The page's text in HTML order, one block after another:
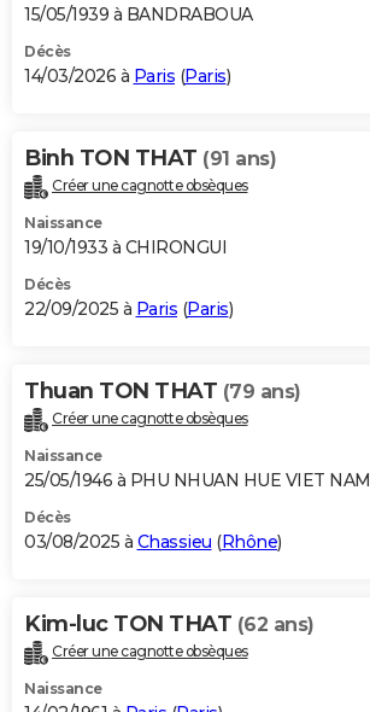
GUIDES D'ACHAT
BONS PLANS
Carte de Noël
Carte Bonne année
Carte Saint-Valentin
Carte Pâques
Carte d'anniversaire
DICTIONNAIRE
Dictionnaire
Biographies
Citations
Expressions
Proverbes
PROGRAMME TV
S'inscrire
Se connecter
Lycées
Collèges
Primaires
Universités
Entreprises
Service militaire
Avis de recherche
AVIS DE DÉCÈS
Bricolage
Lifestyle
Culture
Sport
Auto
Television
Voyage
Cinema
15/05/1939 à BANDRABOUA
Décès
14/03/2026 à Paris (Paris)
Binh TON THAT (91 ans)
Créer une cagnotte obsèques
Naissance
19/10/1933 à CHIRONGUI
Décès
22/09/2025 à Paris (Paris)
Thuan TON THAT (79 ans)
Créer une cagnotte obsèques
Naissance
25/05/1946 à PHU NHUAN HUE VIET NAM
Décès
03/08/2025 à Chassieu (Rhône)
Kim-luc TON THAT (62 ans)
Créer une cagnotte obsèques
Naissance